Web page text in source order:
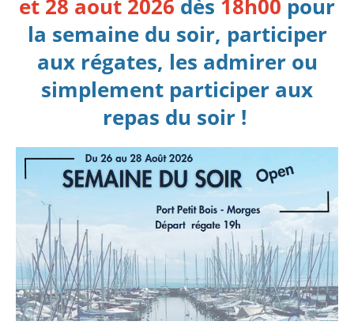
et 28 aout 2026 dès 18h00 pour
la semaine du soir, participer
aux régates, les admirer ou
simplement participer aux
repas du soir !